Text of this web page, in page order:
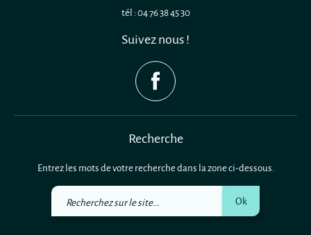
tél : 04 76 38 45 30
Suivez nous !
Recherche
Entrez les mots de votre recherche dans la zone ci-dessous.
Recherchez
Ok